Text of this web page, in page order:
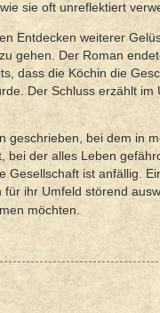
sie oft unreflektiert
Entdecken weiterer
gehen. Der Roman
dass die Köchin die
Der Schluss erzählt
geschrieben, bei dem in
der alles Leben
ist anfällig.
ihr Umfeld störend
möchten.